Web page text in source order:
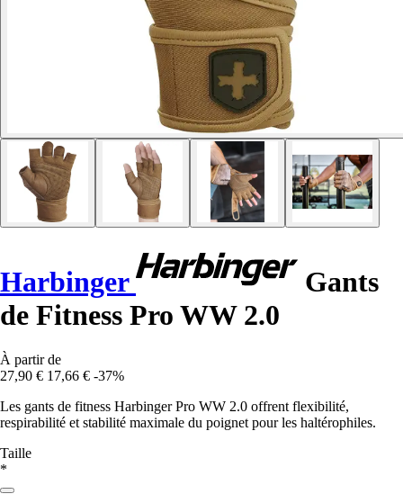
Harbinger
Gants
de Fitness Pro WW 2.0
À partir de
27,90 € 17,66 € -37%
Les gants de fitness Harbinger Pro WW 2.0 offrent flexibilité,
respirabilité et stabilité maximale du poignet pour les haltérophiles.
Taille
*